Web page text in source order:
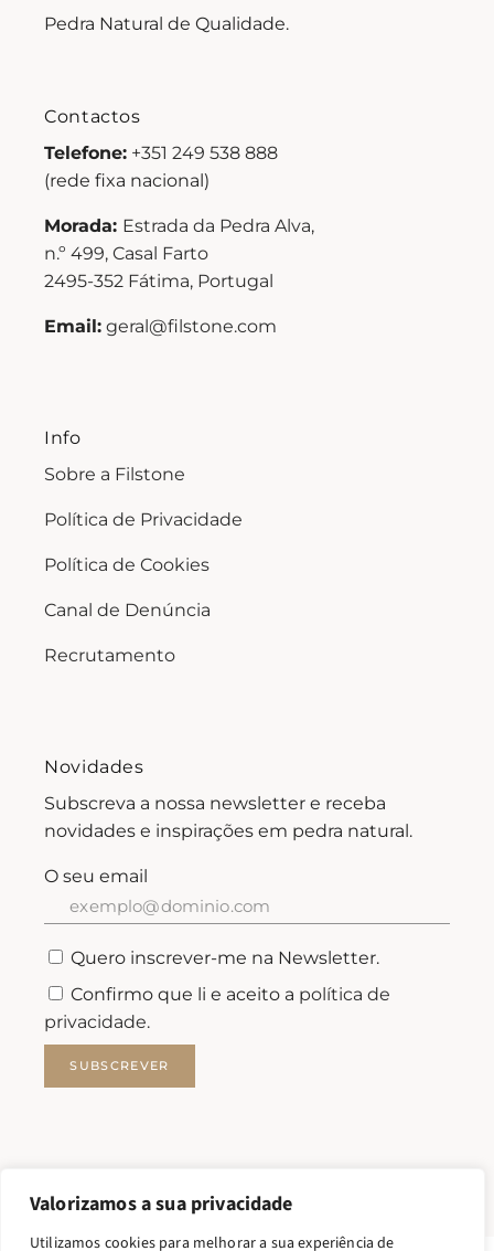
Valorizamos a sua privacidade
Utilizamos cookies para melhorar a sua experiência de
Pedra Natural de Qualidade.
Contactos
Telefone: +351 249 538 888
(rede fixa nacional)
Morada: Estrada da Pedra Alva,
n.º 499, Casal Farto
2495-352 Fátima, Portugal
Email: geral@filstone.com
Info
Sobre a Filstone
Política de Privacidade
Política de Cookies
Canal de Denúncia
Recrutamento
Novidades
Subscreva a nossa newsletter e receba
novidades e inspirações em pedra natural.
O seu email
Quero inscrever-me na Newsletter.
Confirmo que li e aceito a política de
privacidade.
SUBSCREVER